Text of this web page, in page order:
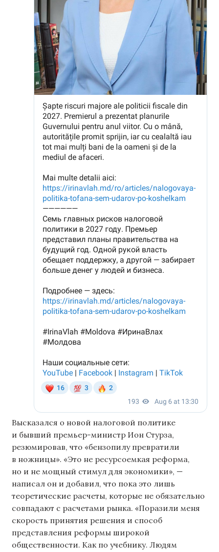
Высказался о новой налоговой политике
и бывший премьер-министр Ион Стурза,
резюмировав, что «бензопилу превратили
в ножницы». «Это не ресурсоемкая реформа,
но и не мощный стимул для экономики», —
написал он и добавил, что пока это лишь
теоретические расчеты, которые не обязательно
совпадают с расчетами рынка. «Поразили меня
скорость принятия решения и способ
представления реформы широкой
общественности. Как по учебнику. Людям